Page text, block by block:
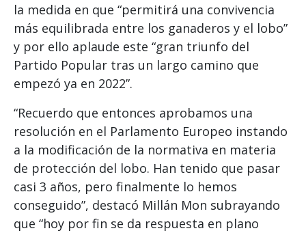
la medida en que “permitirá una convivencia
más equilibrada entre los ganaderos y el lobo”
y por ello aplaude este “gran triunfo del
Partido Popular tras un largo camino que
empezó ya en 2022”.
“Recuerdo que entonces aprobamos una
resolución en el Parlamento Europeo instando
a la modificación de la normativa en materia
de protección del lobo. Han tenido que pasar
casi 3 años, pero finalmente lo hemos
conseguido”, destacó Millán Mon subrayando
que “hoy por fin se da respuesta en plano